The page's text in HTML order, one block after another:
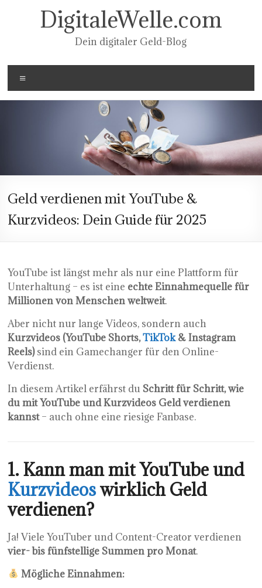
springenDigitaleWelle.com
Dein digitaler Geld-Blog
Geld verdienen mit YouTube &
Kurzvideos: Dein Guide für 2025
YouTube ist längst mehr als nur eine Plattform für
Unterhaltung – es ist eine echte Einnahmequelle für
Millionen von Menschen weltweit.
Aber nicht nur lange Videos, sondern auch
Kurzvideos (YouTube Shorts,TikTok& Instagram
Reels)sind ein Gamechanger für den Online-
Verdienst.
In diesem Artikel erfährst du Schritt für Schritt, wie
du mit YouTube und Kurzvideos Geld verdienen
kannst– auch ohne eine riesige Fanbase.
1. Kann man mit YouTube und
Kurzvideoswirklich Geld
verdienen?
Ja! Viele YouTuber und Content-Creator verdienen
vier- bis fünfstellige Summen pro Monat.
Mögliche Einnahmen: